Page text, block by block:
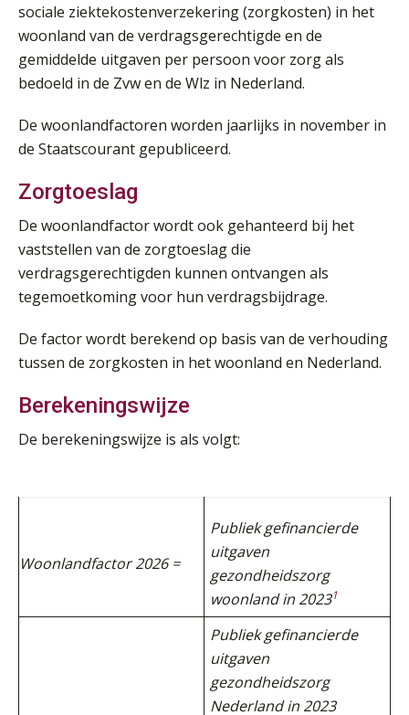
sociale ziektekostenverzekering (zorgkosten) in het
woonland van de verdragsgerechtigde en de
gemiddelde uitgaven per persoon voor zorg als
bedoeld in de Zvw en de Wlz in Nederland.
De woonlandfactoren worden jaarlijks in november in
de Staatscourant gepubliceerd.
Zorgtoeslag
De woonlandfactor wordt ook gehanteerd bij het
vaststellen van de zorgtoeslag die
verdragsgerechtigden kunnen ontvangen als
tegemoetkoming voor hun verdragsbijdrage.
De factor wordt berekend op basis van de verhouding
tussen de zorgkosten in het woonland en Nederland.
Berekeningswijze
De berekeningswijze is als volgt:
Woonlandfactor 2026 =
Publiek gefinancierde
uitgaven
gezondheidszorg
woonland in 20231
Publiek gefinancierde
uitgaven
gezondheidszorg
Nederland in 2023
07
Markus Verbeek Praehep
11
AUG
Practical Diploma in Payroll Administration (PDL®)
Markus Verbeek Praehep
14
HBO Programma Manager Payroll Services & Benefits
AUG
Module Arbeidsrecht en Sociale Zekerheid VPS
Markus Verbeek Praehep
20
Module Loonheffingen PDL
Module Loonheffingen VPS
Markus Verbeek Praehep
AUG
Summercourse Update loonheffingen en arbeidsrecht
MOCuitgevers